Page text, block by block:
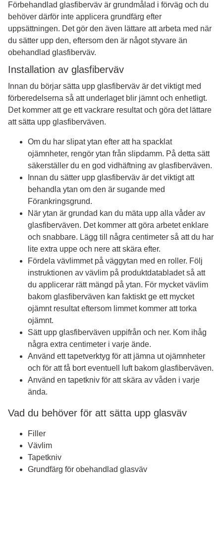
Förbehandlad glasfiberväv är grundmålad i förväg och du
behöver därför inte applicera grundfärg efter
uppsättningen. Det gör den även lättare att arbeta med när
du sätter upp den, eftersom den är något styvare än
obehandlad glasfiberväv.
Installation av glasfiberväv
Innan du börjar sätta upp glasfiberväv är det viktigt med
förberedelserna så att underlaget blir jämnt och enhetligt.
Det kommer att ge ett vackrare resultat och göra det lättare
att sätta upp glasfiberväven.
Om du har slipat ytan efter att ha spacklat
ojämnheter, rengör ytan från slipdamm. På detta sätt
säkerställer du en god vidhäftning av glasfiberväven.
Innan du sätter upp glasfiberväv är det viktigt att
behandla ytan om den är sugande med
Förankringsgrund.
När ytan är grundad kan du mäta upp alla våder av
glasfiberväven. Det kommer att göra arbetet enklare
och snabbare. Lägg till några centimeter så att du har
lite extra uppe och nere att skära efter.
Fördela vävlimmet på väggytan med en roller. Följ
instruktionen av vävlim på produktdatabladet så att
du applicerar rätt mängd på ytan. För mycket vävlim
bakom glasfiberväven kan faktiskt ge ett mycket
ojämnt resultat eftersom limmet kommer att torka
ojämnt.
Sätt upp glasfiberväven uppifrån och ner. Kom ihåg
några extra centimeter i varje ände.
Använd ett tapetverktyg för att jämna ut ojämnheter
och för att få bort eventuell luft bakom glasfiberväven.
Använd en tapetkniv för att skära av våden i varje
ända.
Vad du behöver för att sätta upp glasväv
Filler
Vävlim
Tapetkniv
Grundfärg för obehandlad glasväv